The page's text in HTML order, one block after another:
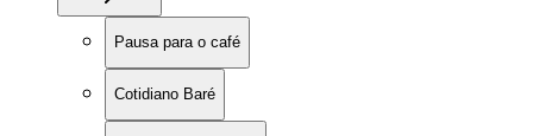
Pausa para o café
Cotidiano Baré